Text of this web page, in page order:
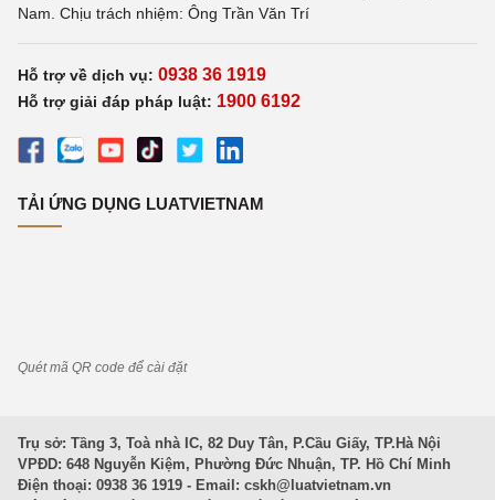
Nam. Chịu trách nhiệm: Ông Trần Văn Trí
Hỗ trợ về dịch vụ: 0938 36 1919
Hỗ trợ giải đáp pháp luật: 1900 6192
TẢI ỨNG DỤNG LUATVIETNAM
Quét mã QR code để cài đặt
Trụ sở: Tầng 3, Toà nhà IC, 82 Duy Tân, P.Cầu Giấy, TP.Hà Nội
VPĐD: 648 Nguyễn Kiệm, Phường Đức Nhuận, TP. Hồ Chí Minh
Điện thoại: 0938 36 1919 - Email: cskh@luatvietnam.vn